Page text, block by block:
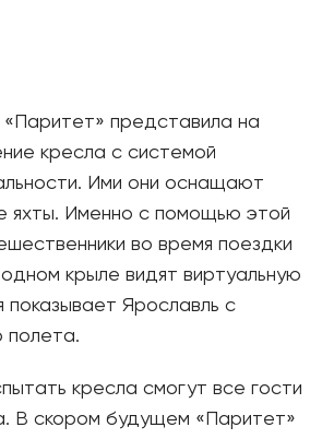
«Паритет» представила на
кресла с системой
Ими они оснащают
яхты. Именно с помощью этой
во время поездки
крыле видят виртуальную
показывает Ярославль с
полета.
кресла смогут все гости
В скором будущем «Паритет»